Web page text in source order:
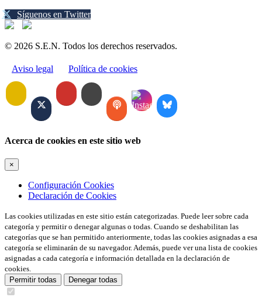
Síguenos en Twitter
© 2026 S.E.N. Todos los derechos reservados.
Aviso legal Política de cookies
Acerca de cookies en este sitio web
×
Configuración Cookies
Declaración de Cookies
Las cookies utilizadas en este sitio están categorizadas. Puede leer sobre cada
categoría y permitir o denegar algunas o todas. Cuando se deshabilitan las
categorías que se han permitido anteriormente, todas las cookies asignadas a esa
categoría se eliminarán de su navegador. Además, puede ver una lista de cookies
asignadas a cada categoría e información detallada en la declaración de
cookies.
Permitir todas
Denegar todas